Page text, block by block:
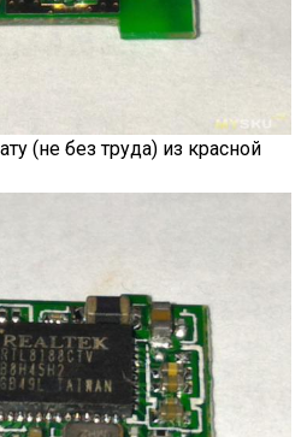
(не без труда) из красной